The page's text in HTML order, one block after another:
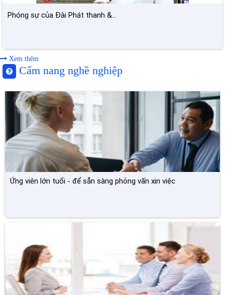
Phóng sự của Đài Phát thanh &...
Xem thêm
Cẩm nang nghề nghiệp
Ứng viên lớn tuổi - để sẵn sàng phỏng vấn xin việc